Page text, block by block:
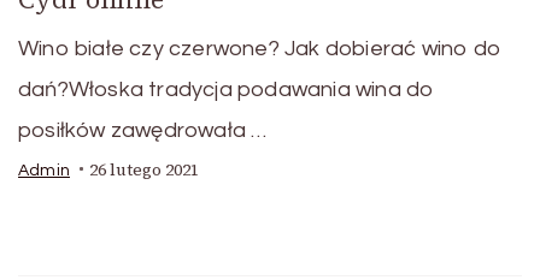
Wino białe czy czerwone? Jak dobierać wino do
dań?Włoska tradycja podawania wina do
posiłków zawędrowała …
Admin 26 lutego 2021